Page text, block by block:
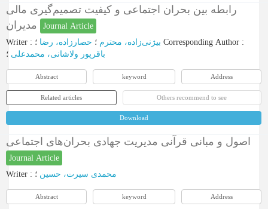
رابطه بین بحران اجتماعی و کیفیت تصمیم‌گیری مالی
Journal Article
Writer : بیژنی‌زاده، محترم ؛ حصارزاده، رضا Corresponding Author :
باقرپور ولاشانی، محمدعلی ؛
Abstract keyword Address
Related articles Others recommend to see
Download
اصول و مبانی قرآنی مدیریت جهادی بحران‌های اجتماعی
Journal Article
Writer : محمدی سیرت، حسین ؛
Abstract keyword Address